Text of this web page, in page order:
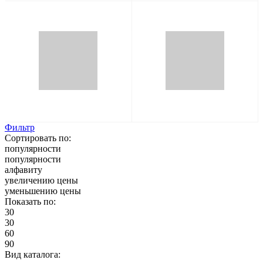
Фильтр
Сортировать по:
популярности
популярности
алфавиту
увеличению цены
уменьшению цены
Показать по:
30
30
60
90
Вид каталога: